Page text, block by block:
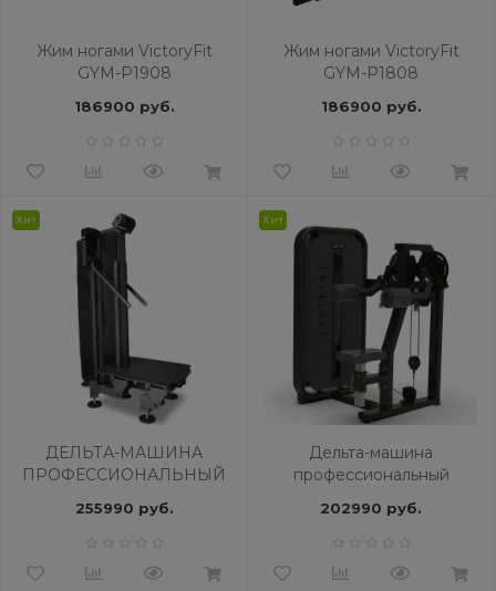
Жим ногами VictoryFit
GYM-P1908
186900 руб.
Жим ногами VictoryFit
GYM-P1808
186900 руб.
Хит
ДЕЛЬТА-МАШИНА
ПРОФЕССИОНАЛЬНЫЙ
ML-811
255990 руб.
Хит
Дельтa-машина
профессиональный
202990 руб.